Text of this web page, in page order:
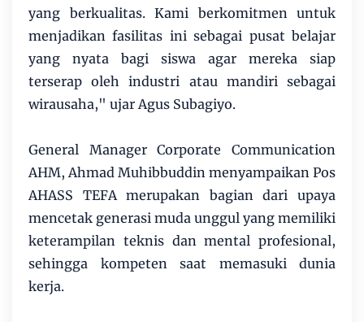
yang berkualitas. Kami berkomitmen untuk
menjadikan fasilitas ini sebagai pusat belajar
yang nyata bagi siswa agar mereka siap
terserap oleh industri atau mandiri sebagai
wirausaha," ujar Agus Subagiyo.
General Manager Corporate Communication
AHM, Ahmad Muhibbuddin menyampaikan Pos
AHASS TEFA merupakan bagian dari upaya
mencetak generasi muda unggul yang memiliki
keterampilan teknis dan mental profesional,
sehingga kompeten saat memasuki dunia
kerja.